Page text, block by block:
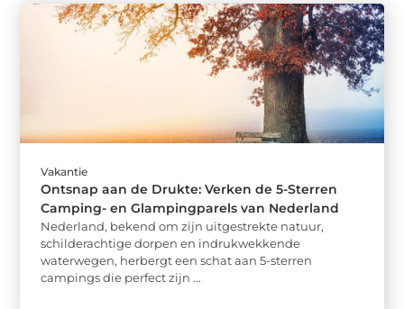
Vakantie
Ontsnap aan de Drukte: Verken de 5-Sterren
Camping- en Glampingparels van Nederland
Nederland, bekend om zijn uitgestrekte natuur,
schilderachtige dorpen en indrukwekkende
waterwegen, herbergt een schat aan 5-sterren
campings die perfect zijn ...